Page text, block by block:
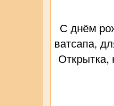
С днём
ватсапа,
Открытка,